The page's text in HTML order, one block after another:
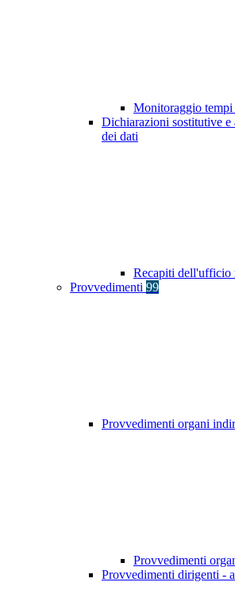
Monitoraggio tempi
Dichiarazioni sostitutive
dei dati
Recapiti dell'ufficio
Provvedimenti 99
Provvedimenti organi
Provvedimenti
Provvedimenti dirigenti -